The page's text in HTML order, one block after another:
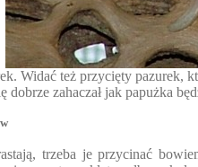
Widać też przycięty pazurek,
dobrze zahaczał jak papużka
trzeba je przycinać